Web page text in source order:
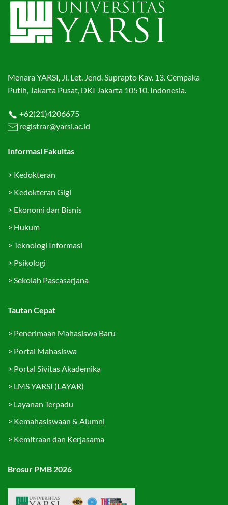
Menara YARSI, Jl. Let. Jend. Suprapto Kav. 13. Cempaka
Putih, Jakarta Pusat, DKI Jakarta 10510. Indonesia.
+62(21)4206675
registrar@yarsi.ac.id
Informasi Fakultas
> Kedokteran
> Kedokteran Gigi
> Ekonomi dan Bisnis
> Hukum
> Teknologi Informasi
> Psikologi
> Sekolah Pascasarjana
Tautan Cepat
> Penerimaan Mahasiswa Baru
> Portal Mahasiswa
> Portal Sivitas Akademika
> LMS YARSI (LAYAR)
> Layanan Terpadu
> Kemahasiswaan & Alumni
> Kemitraan dan Kerjasama
Brosur PMB 2026